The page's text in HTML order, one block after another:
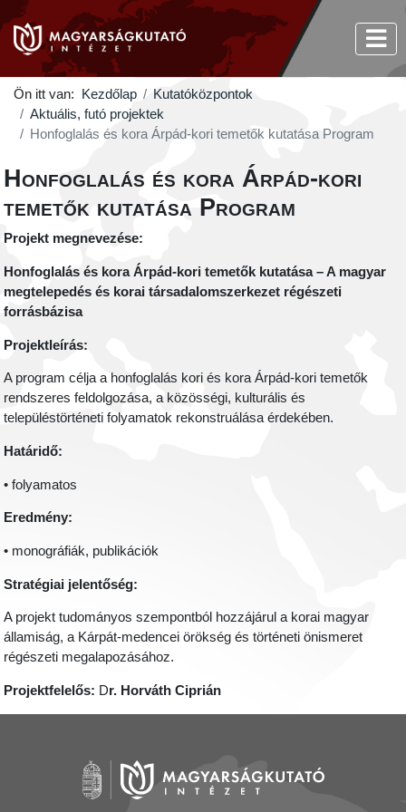
Ön itt van: Kezdőlap
Kutatóközpontok
Aktuális, futó projektek
Honfoglalás és kora Árpád-kori temetők kutatása Program
Honfoglalás és kora Árpád-kori
temetők kutatása Program
Projekt megnevezése:
Honfoglalás és kora Árpád-kori temetők kutatása – A magyar
megtelepedés és korai társadalomszerkezet régészeti
forrásbázisa
Projektleírás:
A program célja a honfoglalás kori és kora Árpád-kori temetők
rendszeres feldolgozása, a közösségi, kulturális és
településtörténeti folyamatok rekonstruálása érdekében.
Határidő:
• folyamatos
Eredmény:
• monográfiák, publikációk
Stratégiai jelentőség:
A projekt tudományos szempontból hozzájárul a korai magyar
államiság, a Kárpát-medencei örökség és történeti önismeret
régészeti megalapozásához.
Projektfelelős: Dr. Horváth Ciprián